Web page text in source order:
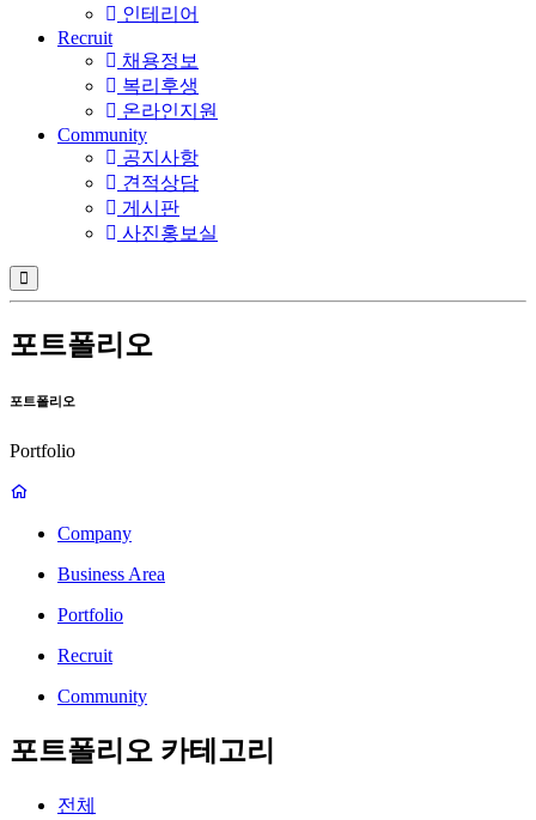
인테리어
Recruit
채용정보
복리후생
온라인지원
Community
공지사항
견적상담
게시판
사진홍보실
포트폴리오
포트폴리오
Portfolio
Company
Business Area
Portfolio
Recruit
Community
포트폴리오 카테고리
전체